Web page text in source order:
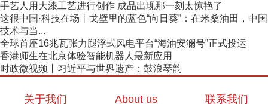
手艺人用大漆工艺进行创作 成品出现那一刻太惊艳了
这很中国·科技在场丨戈壁里的蓝色“向日葵”：在米桑油田，中国
技术与当...
全球首座16兆瓦张力腿浮式风电平台“海油安澜号”正式投运
香港师生在北京体验智能机器人最新应用
时政微视频丨习近平与世界遗产：鼓浪琴韵
关于我们 About us 联系我们